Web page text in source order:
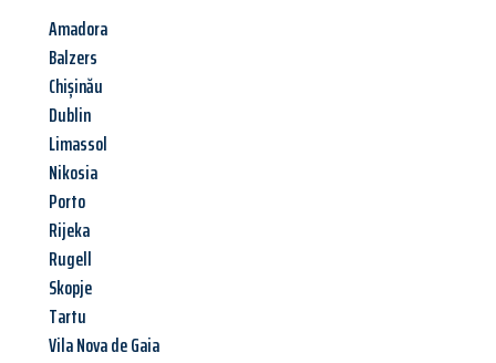
Amadora
Balzers
Chișinău
Dublin
Limassol
Nikosia
Porto
Rijeka
Rugell
Skopje
Tartu
Vila Nova de Gaia